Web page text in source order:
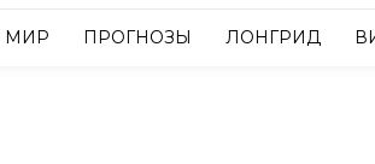
МИР ПРОГНОЗЫ ЛОНГРИД